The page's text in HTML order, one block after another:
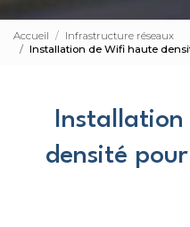
Accueil
Infrastructure réseaux
Installation de Wifi haute
densité